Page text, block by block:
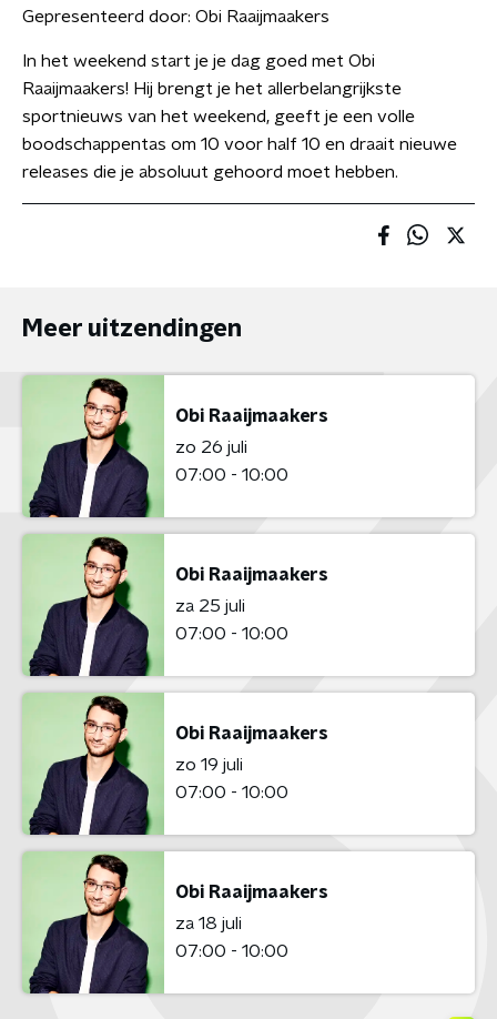
Gepresenteerd door: Obi Raaijmaakers
In het weekend start je je dag goed met Obi
Raaijmaakers! Hij brengt je het allerbelangrijkste
sportnieuws van het weekend, geeft je een volle
boodschappentas om 10 voor half 10 en draait nieuwe
releases die je absoluut gehoord moet hebben.
Meer uitzendingen
Obi Raaijmaakers
zo 26 juli
07:00 - 10:00
Obi Raaijmaakers
za 25 juli
07:00 - 10:00
Obi Raaijmaakers
zo 19 juli
07:00 - 10:00
Obi Raaijmaakers
za 18 juli
07:00 - 10:00